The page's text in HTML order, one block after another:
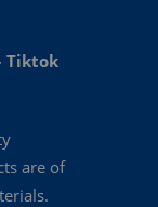
Tiktok
are of